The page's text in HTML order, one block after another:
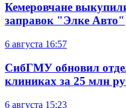
Кемеровчане
заправок "Элке Авто"
6 августа 16:57
СибГМУ обновил
клиниках за 25 млн
6 августа 15:23